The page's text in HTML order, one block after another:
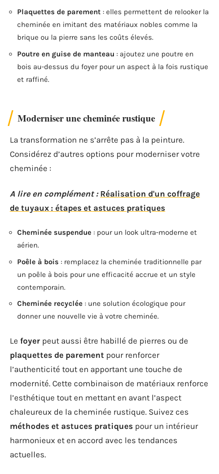
Plaquettes de parement : elles permettent de relooker la
cheminée en imitant des matériaux nobles comme la
brique ou la pierre sans les coûts élevés.
Poutre en guise de manteau : ajoutez une poutre en
bois au-dessus du foyer pour un aspect à la fois rustique
et raffiné.
Moderniser une cheminée rustique
La transformation ne s’arrête pas à la peinture.
Considérez d’autres options pour moderniser votre
cheminée :
A lire en complément : Réalisation d'un coffrage
de tuyaux : étapes et astuces pratiques
Cheminée suspendue : pour un look ultra-moderne et
aérien.
Poêle à bois : remplacez la cheminée traditionnelle par
un poêle à bois pour une efficacité accrue et un style
contemporain.
Cheminée recyclée : une solution écologique pour
donner une nouvelle vie à votre cheminée.
Le foyer peut aussi être habillé de pierres ou de
plaquettes de parement pour renforcer
l’authenticité tout en apportant une touche de
modernité. Cette combinaison de matériaux renforce
l’esthétique tout en mettant en avant l’aspect
chaleureux de la cheminée rustique. Suivez ces
méthodes et astuces pratiques pour un intérieur
harmonieux et en accord avec les tendances
actuelles.